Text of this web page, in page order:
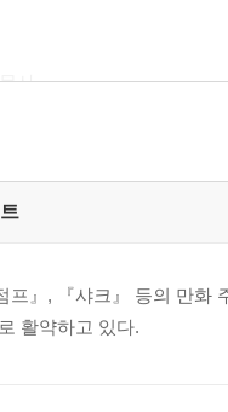
사
물어라
프』, 『샤크』 등의 만
활약하고 있다.